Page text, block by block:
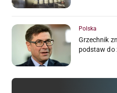
Polska
Grzechnik
podstaw do